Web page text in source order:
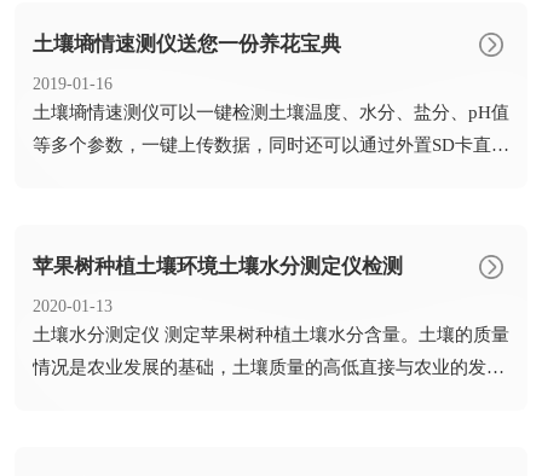
土壤墒情速测仪送您一份养花宝典
2019-01-16
​土壤墒情速测仪可以一键检测土壤温度、水分、盐分、pH值
等多个参数，一键上传数据，同时还可以通过外置SD卡直接
苹果树种植土壤环境土壤水分测定仪检测
2020-01-13
​土壤水分测定仪 测定苹果树种植土壤水分含量。土壤的质量
情况是农业发展的基础，土壤质量的高低直接与农业的发展